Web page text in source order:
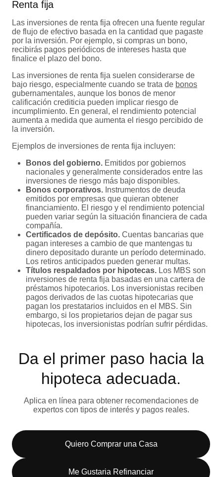
Renta fija
Las inversiones de renta fija ofrecen una fuente regular
de flujo de efectivo basada en la cantidad que pagaste
por la inversión. Por ejemplo, si compras un bono,
recibirás pagos periódicos de intereses hasta que
finalice el plazo del bono.
Las inversiones de renta fija suelen considerarse de
bajo riesgo, especialmente cuando se trata de bonos
gubernamentales, aunque los bonos de menor
calificación crediticia pueden implicar riesgo de
incumplimiento. En general, el rendimiento potencial
aumenta a medida que aumenta el riesgo percibido de
la inversión.
Ejemplos de inversiones de renta fija incluyen:
Bonos del gobierno. Emitidos por gobiernos
nacionales y generalmente considerados entre las
inversiones de riesgo más bajo disponibles.
Bonos corporativos. Instrumentos de deuda
emitidos por empresas que quieran obtener
financiamiento. El riesgo y el rendimiento potencial
pueden variar según la situación financiera de cada
compañía.
Certificados de depósito. Cuentas bancarias que
pagan intereses a cambio de que mantengas tu
dinero depositado durante un período determinado.
Los retiros anticipados pueden generar multas.
Títulos respaldados por hipotecas. Los MBS son
inversiones de renta fija basadas en una cartera de
préstamos hipotecarios. Los inversionistas reciben
pagos derivados de las cuotas hipotecarias que
pagan los prestatarios incluidos en el MBS. Sin
embargo, si los propietarios dejan de pagar sus
hipotecas, los inversionistas podrían sufrir pérdidas.
Da el primer paso hacia la
hipoteca adecuada.
Aplica en línea para obtener recomendaciones de
expertos con tipos de interés y pagos reales.
Quiero Comprar una Casa
Me Gustaria Refinanciar